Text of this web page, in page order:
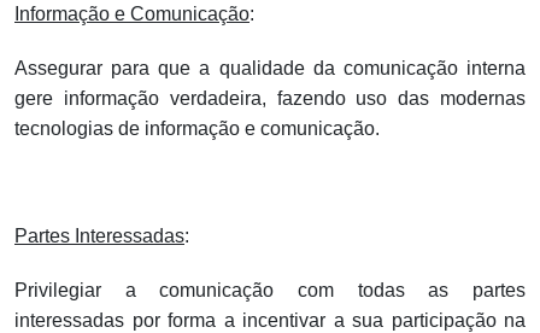
Informação e Comunicação:
Assegurar para que a qualidade da comunicação interna
gere informação verdadeira, fazendo uso das modernas
tecnologias de informação e comunicação.
Partes Interessadas:
Privilegiar a comunicação com todas as partes
interessadas por forma a incentivar a sua participação na